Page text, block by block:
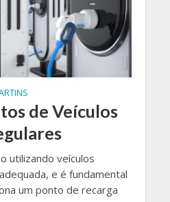
de Veículos
utilizando veículos
e é fundamental
um ponto de recarga